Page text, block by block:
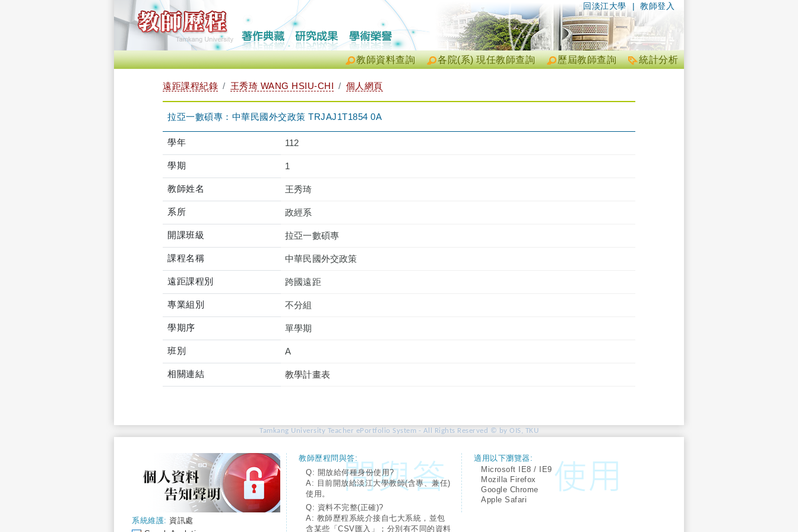
| 教師登入
回淡江大學
統計分析
歷屆教師查詢
各院(系) 現任教師查詢
教師資料查詢
遠距課程紀錄 王秀琦 WANG HSIU-CHI 個人網頁
拉亞一數碩專：中華民國外交政策 TRJAJ1T1854 0A
學年 112
學期 1
教師姓名 王秀琦
系所 政經系
開課班級 拉亞一數碩專
課程名稱 中華民國外交政策
遠距課程別 跨國遠距
專業組別 不分組
學期序 單學期
班別 A
相關連結 教學計畫表
Tamkang University Teacher ePortfolio System - All Rights Reserved © by OIS, TKU
系統維護: 資訊處
教師歷程問與答:
Q: 開放給何種身份使用?
A: 目前開放給淡江大學教師(含專、兼任)
使用。
Q: 資料不完整(正確)?
A: 教師歷程系統介接自七大系統，並包
含某些「CSV匯入」；分別有不同的資料
適用以下瀏覽器:
Microsoft IE8 / IE9
Mozilla Firefox
Google Chrome
Apple Safari